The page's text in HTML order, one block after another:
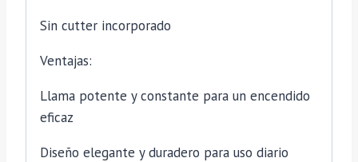
Sin cutter incorporado
Ventajas:
Llama potente y constante para un encendido
eficaz
Diseño elegante y duradero para uso diario